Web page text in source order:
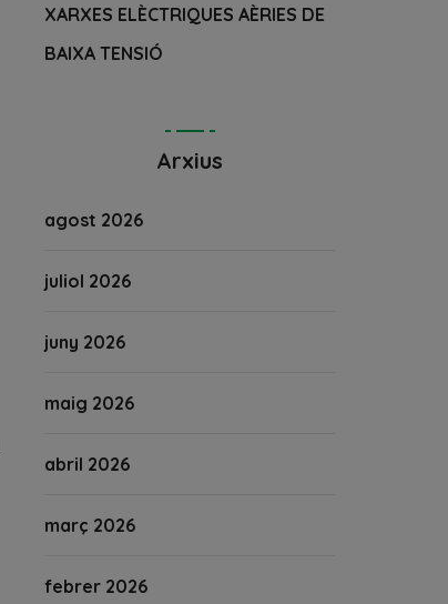
XARXES ELÈCTRIQUES AÈRIES DE
BAIXA TENSIÓ
Arxius
agost 2026
juliol 2026
juny 2026
maig 2026
abril 2026
març 2026
febrer 2026